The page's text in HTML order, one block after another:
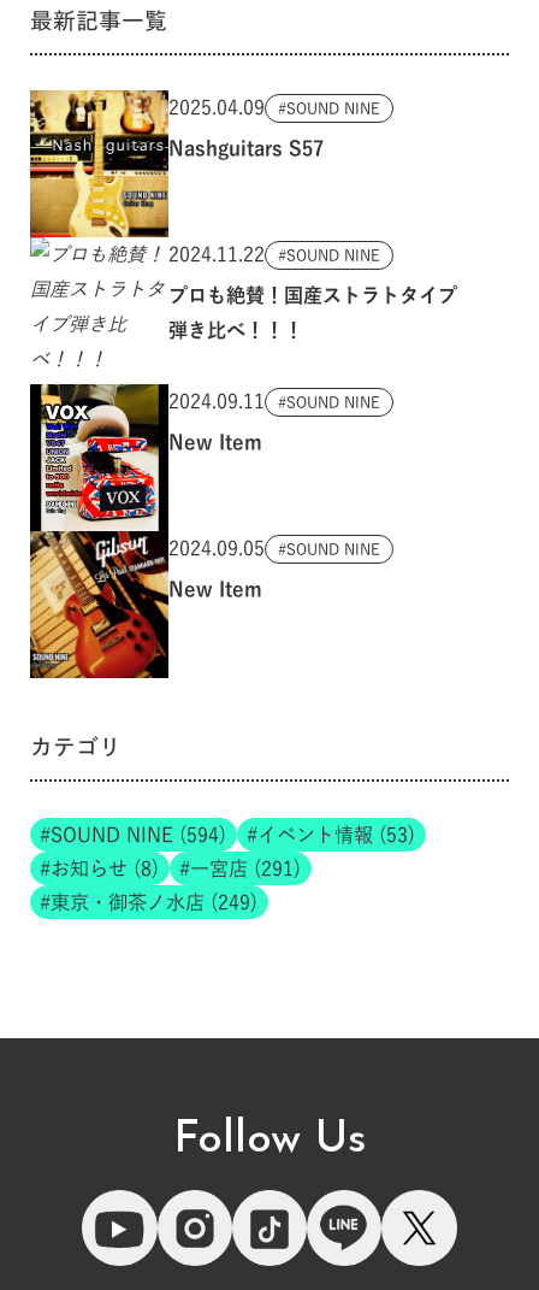
最新記事一覧
2025.04.09 SOUND NINE
Nashguitars S57
2024.11.22 SOUND NINE
プロも絶賛！国産ストラトタイプ
弾き比べ！！！
2024.09.11 SOUND NINE
New Item
2024.09.05 SOUND NINE
New Item
カテゴリ
SOUND NINE (594)
イベント情報 (53)
お知らせ (8)
一宮店 (291)
東京・御茶ノ水店 (249)
Follow Us